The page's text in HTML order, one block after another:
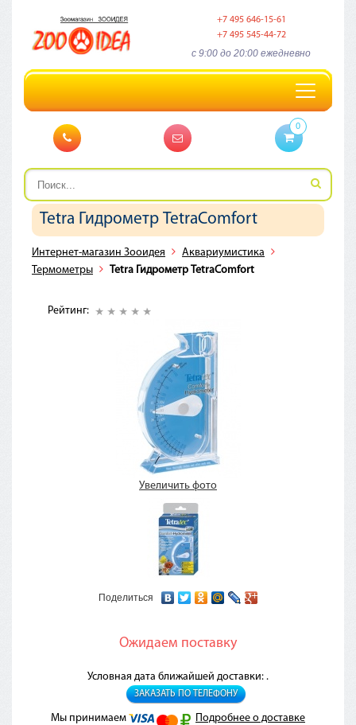
+7 495 646-15-61
+7 495 545-44-72
c 9:00 до 20:00 ежедневно
Toggle
navigation
0
Tetra Гидрометр TetraComfort
Интернет-магазин Зооидея
Аквариумистика
Термометры
Tetra Гидрометр TetraComfort
Рейтинг:
Увеличить фото
Поделиться
Ожидаем поставку
Условная дата ближайшей доставки: .
ЗАКАЗАТЬ ПО ТЕЛЕФОНУ
Мы принимаем Подробнее о доставке